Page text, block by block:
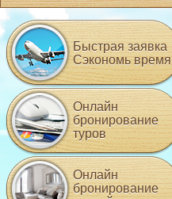
Быстрая заявка
Сэкономь время
Онлайн
бронирование
туров
Онлайн
бронирование